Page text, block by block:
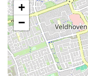
+
−